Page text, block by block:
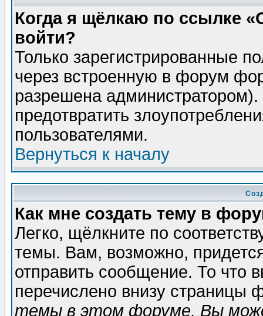
Когда я щёлкаю по ссылке
войти?
Только зарегистрированные
через встроенную в форум
разрешена
предотвратить
пользователями.
Вернуться к началу
Как мне создать тему в
Легко, щёлкните по
темы. Вам, возможно,
отправить сообщение. То что
перечислено внизу страницы
темы в этом форуме, Вы